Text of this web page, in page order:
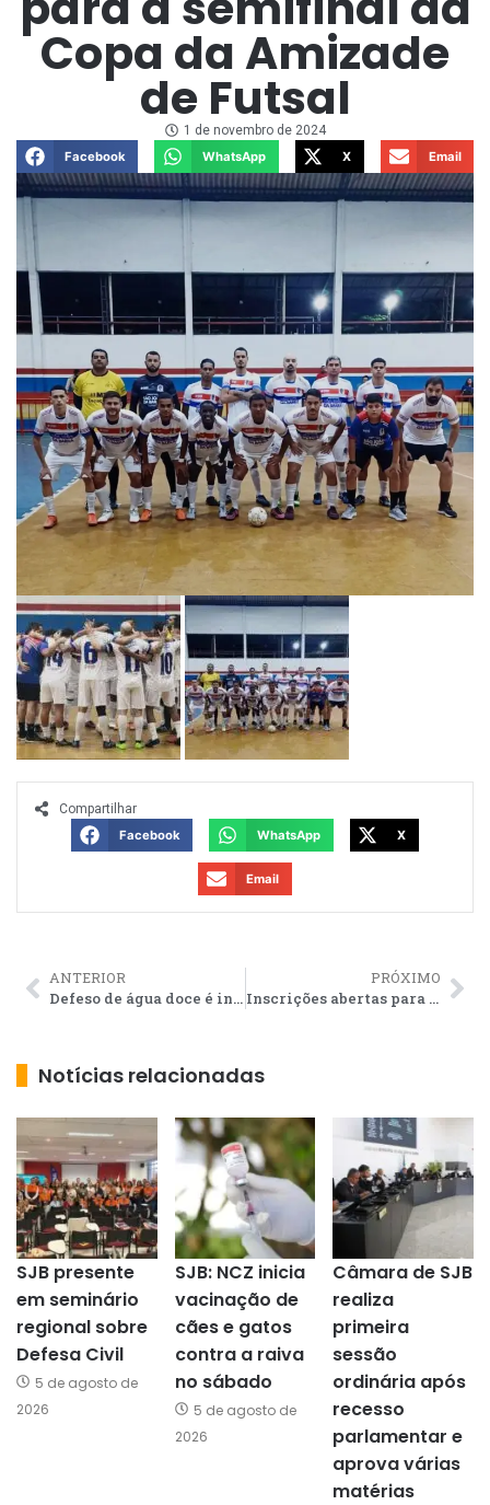
Copa da Amizade
de Futsal
1 de novembro de 2024
Facebook
WhatsApp X Email
Compartilhar
Facebook
WhatsApp X
Email
ANTERIOR
Defeso de água doce é iniciado com fiscalização conjunta em SJB
PRÓXIMO
Inscrições abertas para Concurso Garota & Garoto ExopoBarra 2024
Notícias relacionadas
SJB presente
em seminário
regional sobre
Defesa Civil
5 de agosto de
2026
SJB: NCZ inicia
vacinação de
cães e gatos
contra a raiva
no sábado
5 de agosto de
2026
Câmara de SJB
realiza
primeira
sessão
ordinária após
recesso
parlamentar e
aprova várias
matérias